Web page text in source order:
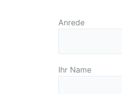
Anrede
Ihr Name